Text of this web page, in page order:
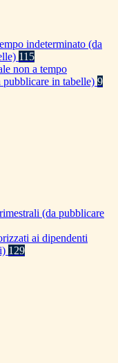
indeterminato (da
115
non a tempo
pubblicare in tabelle) 9
(da pubblicare
ai dipendenti
129